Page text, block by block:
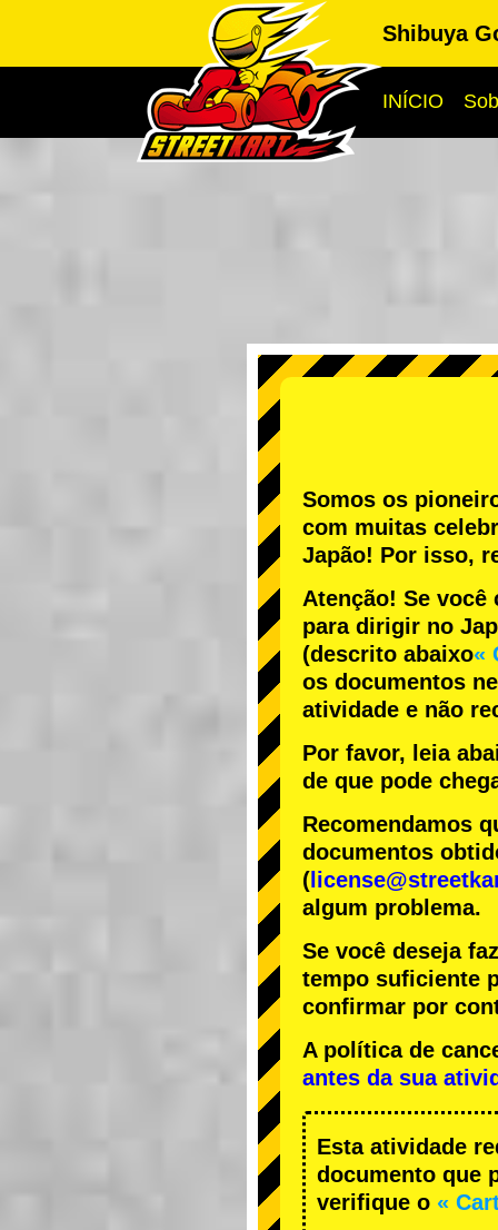
Shibuya
INÍCIO
Somos os
com muitas
Japão! Por isso,
Atenção! Se
para dirigir no
(descrito abaixo«
os documentos
atividade e não
Por favor, leia
de que pode
Recomendamos
documentos
(
algum problema.
Se você deseja
tempo suficiente
confirmar por
A política de
antes da sua
Esta atividade
documento que
verifique o «